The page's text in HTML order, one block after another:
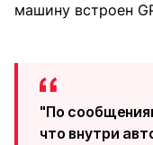
машину встроен
"По
что внутри